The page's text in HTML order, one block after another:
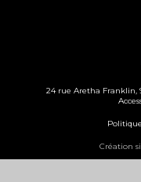
24 rue Aretha Franklin,
Création